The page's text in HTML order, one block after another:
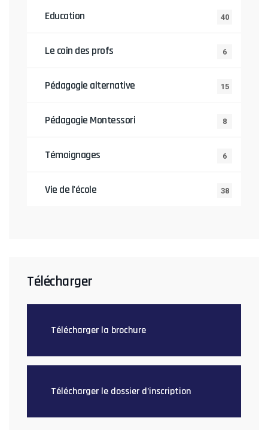
Education 40
Le coin des profs 6
Pédagogie alternative 15
Pédagogie Montessori 8
Témoignages 6
Vie de l'école 38
Télécharger
Télécharger la brochure
Télécharger le dossier d’inscription